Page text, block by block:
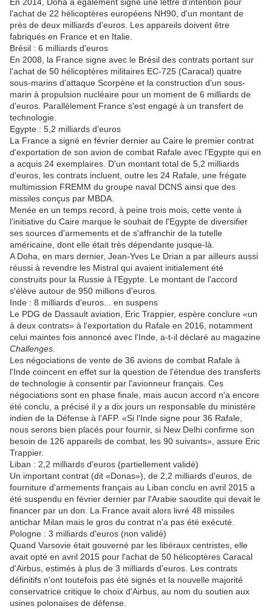
l'achat de 22 hélicoptères européens NH90, d'un montant de
près de deux milliards d'euros. Les appareils doivent être
fabriqués en France et en Italie.
Brésil : 6 milliards d'euros
En 2008, la France signe avec le Brésil des contrats portant sur
l'achat de 50 hélicoptères militaires EC-725 (Caracal) quatre
sous-marins d'attaque Scorpène et la construction d'un sous-
marin à propulsion nucléaire pour un moment de 6 milliards de
d'euros. Parallèlement France s'est engagé à un transfert de
technologie.
Egypte : 5,2 milliards d'euros
La France a signé en février dernier au Caire le premier contrat
d'exportation de son avion de combat Rafale avec l'Egypte qui en
a acquis 24 exemplaires. D'un montant total de 5,2 milliards
d'euros, les contrats incluent, outre les 24 Rafale, une frégate
multimission FREMM du groupe naval DCNS ainsi que des
missiles conçus par MBDA.
Menée en un temps record, à peine trois mois, cette vente à
l’initiative du Caire marque le souhait de l'Egypte de diversifier
ses sources d'armements et de s'affranchir de la tutelle
américaine, dont elle était très dépendante jusque-là.
A Doha, en mars dernier, Jean-Yves Le Drian a par ailleurs aussi
réussi à revendre les Mistral qui avaient initialement été
construits pour la Russie à l'Egypte. Le montant de l'accord
s'élève autour de 950 millions d'euros.
Inde : 8 milliards d'euros... en suspens
Le PDG de Dassault aviation, Eric Trappier, espère conclure «un
à deux contrats» à l'exportation du Rafale en 2016, notamment
celui maintes fois annoncé avec l'Inde, a-t-il déclaré au magazine
Challenges
Les négociations de vente de 36 avions de combat Rafale à
l'Inde coincent en effet sur la question de l'étendue des transferts
de technologie à consentir par l'avionneur français. Ces
négociations sont en phase finale, mais aucun accord n'a encore
été conclu, a précisé il y a dix jours un responsable du ministère
indien de la Défense à l'AFP. «Si l'Inde signe pour 36 Rafale,
nous serons bien placés pour fournir, si New Delhi confirme son
besoin de 126 appareils de combat, les 90 suivants», assure Eric
Trappier.
Liban : 2,2 milliards d'euros (partiellement validé)
Un important contrat (dit «Donas»), de 2,2 milliards d'euros, de
fourniture d'armements français au Liban conclu en avril 2015 a
été suspendu en février dernier par l'Arabie saoudite qui devait le
financer par un don. La France avait alors livré 48 missiles
antichar Milan mais le gros du contrat n'a pas été exécuté.
Pologne : 3 milliards d'euros (non validé)
Quand Varsovie était gouverné par les libéraux centristes, elle
avait opté en avril 2015 pour l'achat de 50 hélicoptères Caracal
d'Airbus, estimés à plus de 3 milliards d'euros. Les contrats
définitifs n'ont toutefois pas été signés et la nouvelle majorité
conservatrice critique le choix d'Airbus, au nom du soutien aux
usines polonaises de défense.